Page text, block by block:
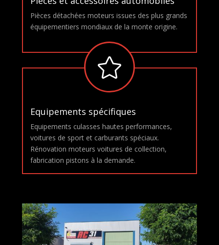
Pièces détachées moteurs issues des plus grands
équipementiers mondiaux de la monte origine.

Equipements spécifiques
Equipements culasses hautes performances,
voitures de sport et carburants spéciaux.
Rénovation moteurs voitures de collection,
fabrication pistons à la demande.